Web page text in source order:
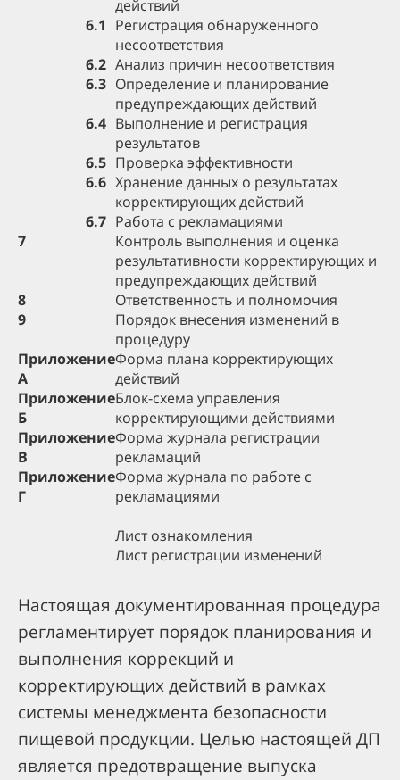
действий
6.1 Регистрация обнаруженного
несоответствия
6.2 Анализ причин несоответствия
6.3 Определение и планирование
предупреждающих действий
6.4 Выполнение и регистрация
результатов
6.5 Проверка эффективности
6.6 Хранение данных о результатах
корректирующих действий
6.7 Работа с рекламациями
7
Контроль выполнения и оценка
результативности корректирующих и
предупреждающих действий
8
Ответственность и полномочия
9
Порядок внесения изменений в
процедуру
Приложение
А
Форма плана корректирующих
действий
Приложение
Б
Блок-схема управления
корректирующими действиями
Приложение
В
Форма журнала регистрации
рекламаций
Приложение
Г
Форма журнала по работе с
рекламациями
Лист ознакомления
Лист регистрации изменений
Настоящая документированная процедура
регламентирует порядок планирования и
выполнения коррекций и
корректирующих действий в рамках
системы менеджмента безопасности
пищевой продукции. Целью настоящей ДП
является предотвращение выпуска